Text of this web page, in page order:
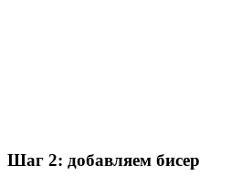
Шаг 2: добавляем бисер